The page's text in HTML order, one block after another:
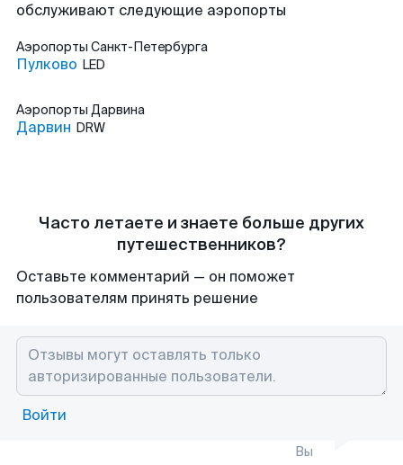
обслуживают следующие аэропорты
Аэропорты Санкт-Петербурга
Пулково LED
Аэропорты Дарвина
Дарвин DRW
Часто летаете и знаете больше других
путешественников?
Оставьте комментарий — он поможет
пользователям принять решение
Войти
Вы